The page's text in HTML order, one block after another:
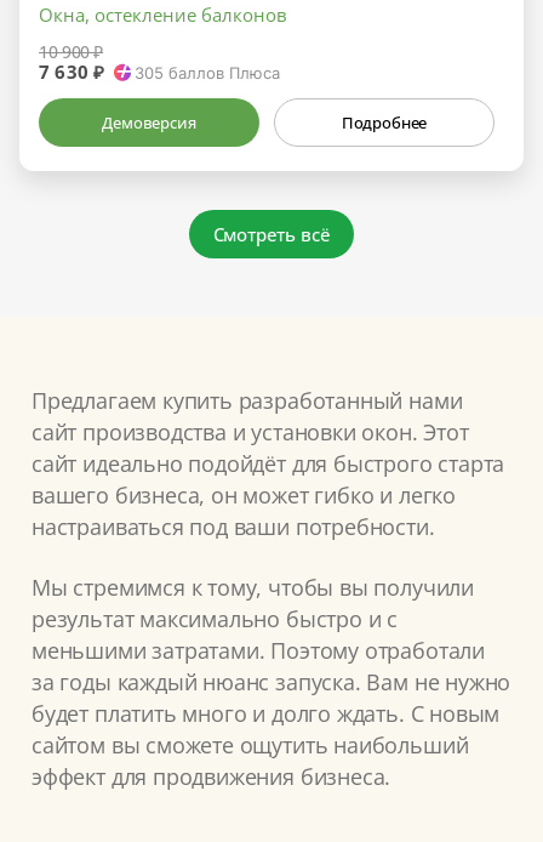
Окна, остекление балконов
10 900 ₽
7 630 ₽ 305 баллов Плюса
Демоверсия Подробнее
Смотреть всё
Предлагаем купить разработанный нами
сайт производства и установки окон. Этот
сайт идеально подойдёт для быстрого старта
вашего бизнеса, он может гибко и легко
настраиваться под ваши потребности.
Мы стремимся к тому, чтобы вы получили
результат максимально быстро и с
меньшими затратами. Поэтому отработали
за годы каждый нюанс запуска. Вам не нужно
будет платить много и долго ждать. С новым
сайтом вы сможете ощутить наибольший
эффект для продвижения бизнеса.